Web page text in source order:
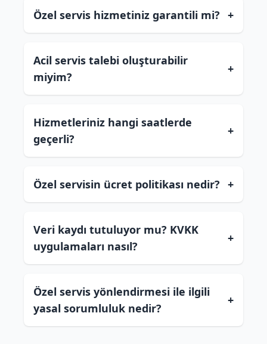
Özel servis hizmetiniz garantili mi? +
Acil servis talebi oluşturabilir
miyim?
+
Hizmetleriniz hangi saatlerde
geçerli?
+
Özel servisin ücret politikası nedir? +
Veri kaydı tutuluyor mu? KVKK
uygulamaları nasıl?
+
Özel servis yönlendirmesi ile ilgili
yasal sorumluluk nedir?
+